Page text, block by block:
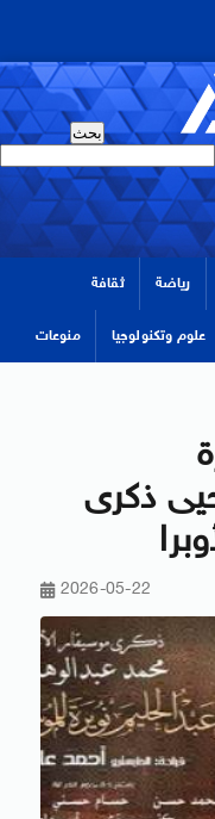
رياضة ثقافة
علوم وتكنولوجيا منوعات
ذكرى
2026-05-22